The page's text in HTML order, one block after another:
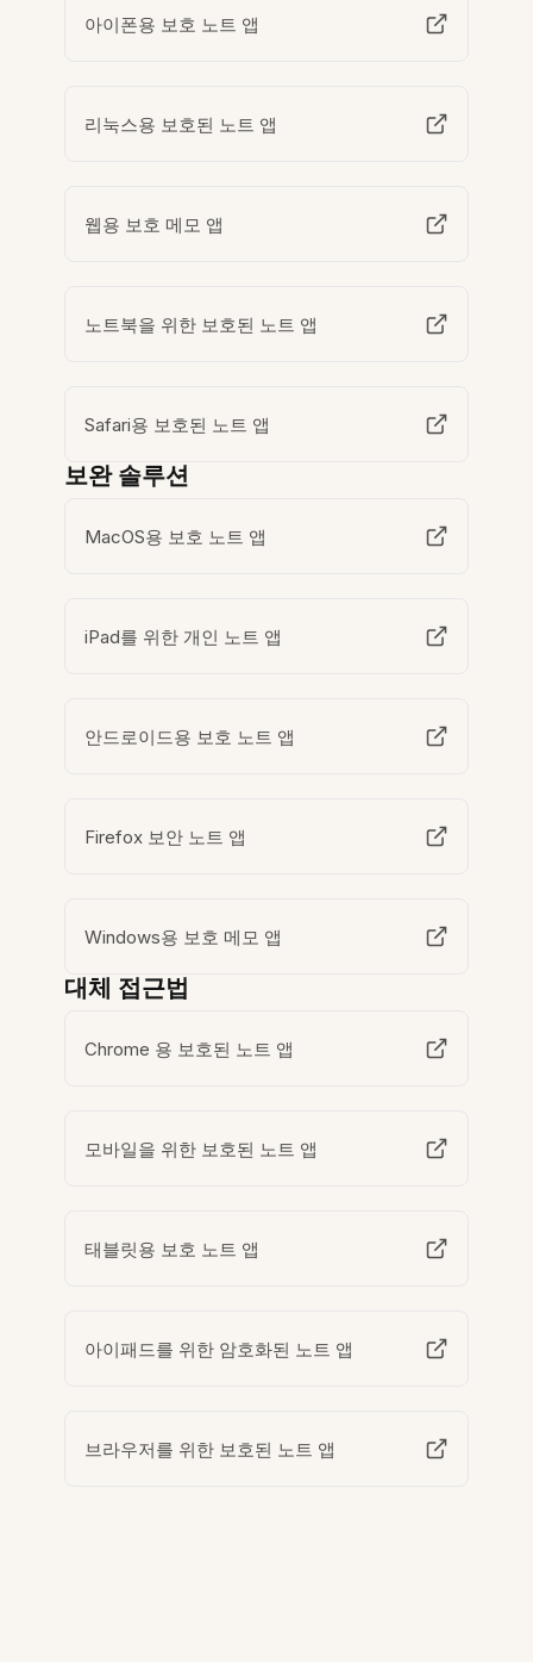
아이폰용 보호 노트 앱
리눅스용 보호된 노트 앱
웹용 보호 메모 앱
노트북을 위한 보호된 노트 앱
Safari용 보호된 노트 앱
보완 솔루션
MacOS용 보호 노트 앱
iPad를 위한 개인 노트 앱
안드로이드용 보호 노트 앱
Firefox 보안 노트 앱
Windows용 보호 메모 앱
대체 접근법
Chrome 용 보호된 노트 앱
모바일을 위한 보호된 노트 앱
태블릿용 보호 노트 앱
아이패드를 위한 암호화된 노트 앱
브라우저를 위한 보호된 노트 앱